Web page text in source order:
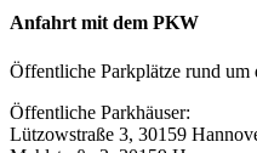
Anfahrt mit dem PKW
Öffentliche Parkplätze rund um
Öffentliche Parkhäuser:
Lützowstraße 3, 30159